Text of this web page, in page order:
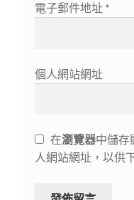
電子郵件地址 *
個人網站網址
在瀏覽器中儲存
人網站網址，以供